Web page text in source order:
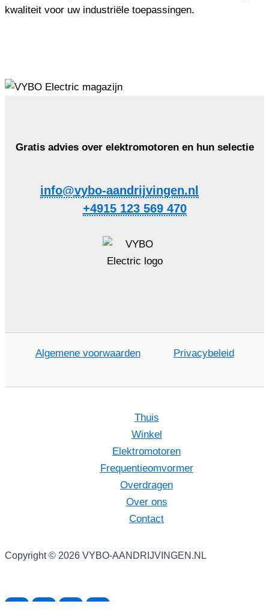
kwaliteit voor uw industriële toepassingen.
Gratis advies over elektromotoren en hun selectie
info@vybo-aandrijvingen.nl
+4915 123 569 470
Algemene voorwaarden Privacybeleid
Thuis
Winkel
Elektromotoren
Frequentieomvormer
Overdragen
Over ons
Contact
Copyright © 2026 VYBO-AANDRIJVINGEN.NL